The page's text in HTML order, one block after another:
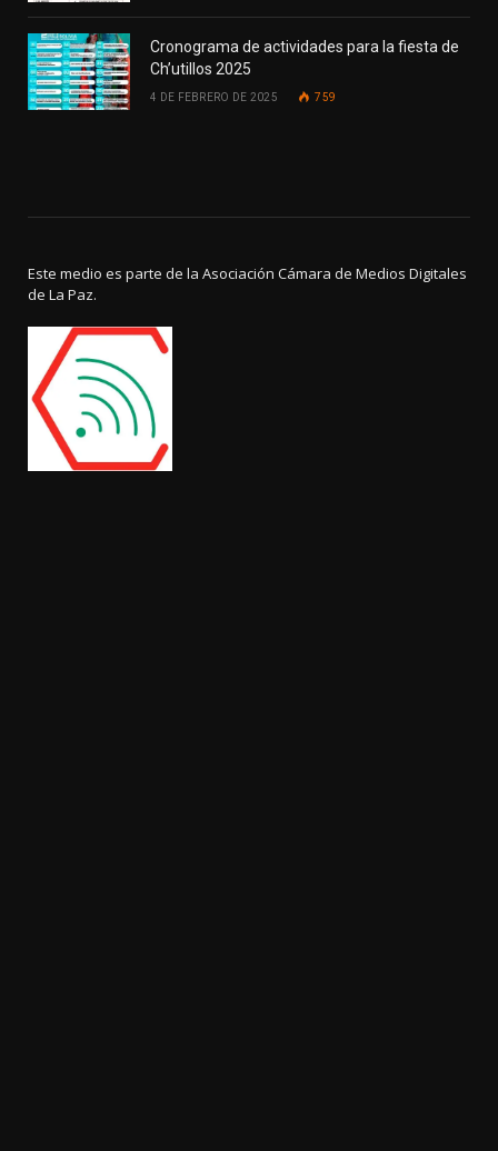
Cronograma de actividades para la fiesta de
Ch’utillos 2025
4 DE FEBRERO DE 2025 759
Este medio es parte de la Asociación Cámara de Medios Digitales
de La Paz.